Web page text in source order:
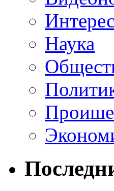
Наука